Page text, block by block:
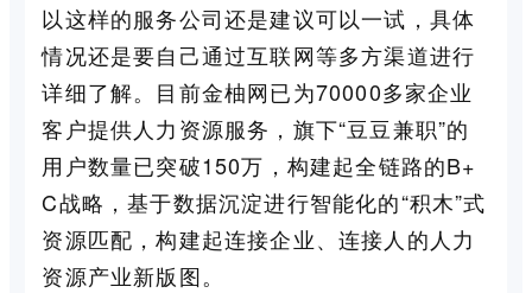
以这样的服务公司还是建议可以一试，具体
情况还是要自己通过互联网等多方渠道进行
详细了解。目前金柚网已为70000多家企业
客户提供人力资源服务，旗下“豆豆兼职”的
用户数量已突破150万，构建起全链路的B+
C战略，基于数据沉淀进行智能化的“积木”式
资源匹配，构建起连接企业、连接人的人力
资源产业新版图。